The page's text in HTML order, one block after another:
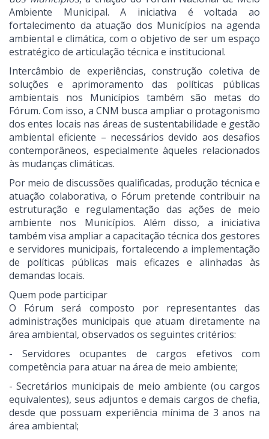
Ambiente Municipal. A iniciativa é voltada ao
fortalecimento da atuação dos Municípios na agenda
ambiental e climática, com o objetivo de ser um espaço
estratégico de articulação técnica e institucional.
Intercâmbio de experiências, construção coletiva de
soluções e aprimoramento das políticas públicas
ambientais nos Municípios também são metas do
Fórum. Com isso, a CNM busca ampliar o protagonismo
dos entes locais nas áreas de sustentabilidade e gestão
ambiental eficiente – necessários devido aos desafios
contemporâneos, especialmente àqueles relacionados
às mudanças climáticas.
Por meio de discussões qualificadas, produção técnica e
atuação colaborativa, o Fórum pretende contribuir na
estruturação e regulamentação das ações de meio
ambiente nos Municípios. Além disso, a iniciativa
também visa ampliar a capacitação técnica dos gestores
e servidores municipais, fortalecendo a implementação
de políticas públicas mais eficazes e alinhadas às
demandas locais.
Quem pode participar
O Fórum será composto por representantes das
administrações municipais que atuam diretamente na
área ambiental, observados os seguintes critérios:
- Servidores ocupantes de cargos efetivos com
competência para atuar na área de meio ambiente;
- Secretários municipais de meio ambiente (ou cargos
equivalentes), seus adjuntos e demais cargos de chefia,
desde que possuam experiência mínima de 3 anos na
área ambiental;